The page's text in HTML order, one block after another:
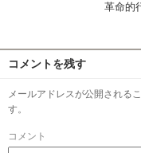
革命的
コメントを残す
メールアドレスが公開される
す。
コメント